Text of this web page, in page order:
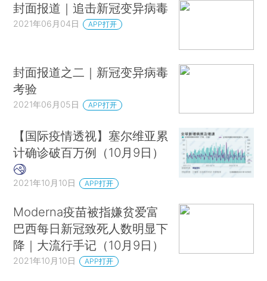
封面报道｜追击新冠变异病毒
2021年06月04日 APP打开
封面报道之二｜新冠变异病毒
考验
2021年06月05日 APP打开
【国际疫情透视】塞尔维亚累
计确诊破百万例（10月9日）
2021年10月10日 APP打开
Moderna疫苗被指嫌贫爱富
巴西每日新冠致死人数明显下
降｜大流行手记（10月9日）
2021年10月10日 APP打开